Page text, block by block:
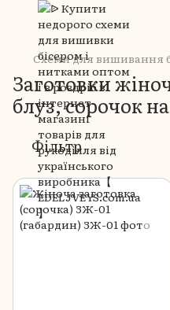
Схеми для вишивання
Заготовки
блуз, сорочок
Фільтр